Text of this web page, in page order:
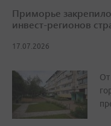
Приморье
инвест-регионов
17.07.2026
От